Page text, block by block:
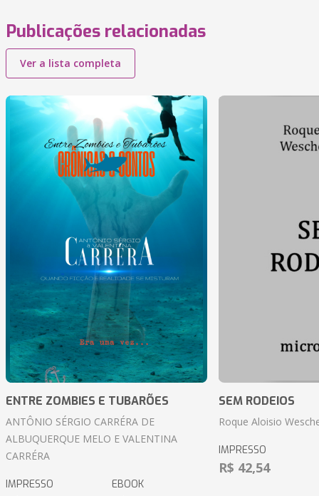
Publicações relacionadas
Ver a lista completa
ENTRE ZOMBIES E TUBARÕES
ANTÔNIO SÉRGIO CARRÉRA DE
ALBUQUERQUE MELO E VALENTINA
CARRÉRA
IMPRESSO EBOOK
SEM RODEIOS
Roque Aloisio
IMPRESSO
R$ 42,54